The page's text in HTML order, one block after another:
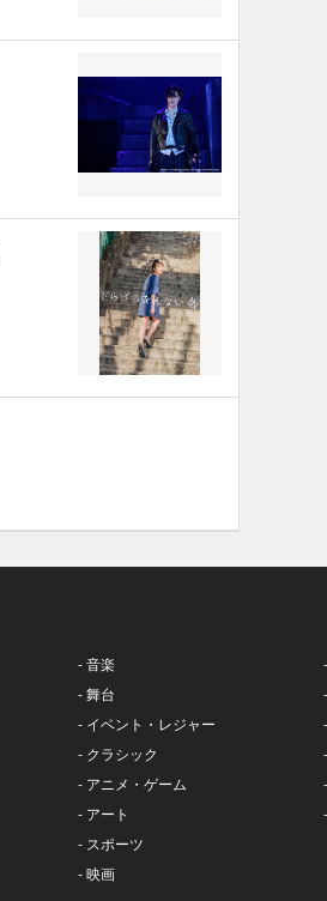
- 音楽
- 舞台
- イベント・レジャー
- クラシック
- アニメ・ゲーム
- アート
- スポーツ
- 映画